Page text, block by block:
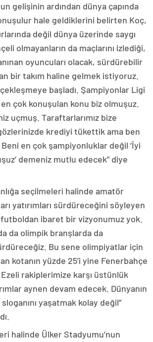
gelişinin ardından dünya çapında
hale geldiklerini belirten Koç,
değil dünya üzerinde saygı
olmayanların da maçlarını izlediği,
oyuncuları olacak, sürdürebilir
bir takım haline gelmek istiyoruz.
başladı. Şampiyonlar Ligi
çok konuşulan konu biz olmuşuz.
uçmuş. Taraftarlarımız bize
krediyi tükettik ama ben
en çok şampiyonluklar değil ‘İyi
demeniz mutlu edecek” diye
seçilmeleri halinde amatör
yatırımları sürdüreceğini söyleyen
futboldan ibaret bir vizyonumuz yok.
da olimpik branşlarda da
Bu sene olimpiyatlar için
kotanın yüzde 25’i yine Fenerbahçe
rakiplerimize karşı üstünlük
aynen devam edecek. Dünyanın
yaşatmak kolay değil”
halinde Ülker Stadyumu’nun